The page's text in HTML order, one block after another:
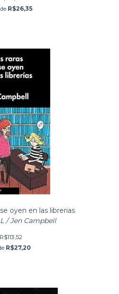
R$26,35
oyen en las librerias
/ Jen Campbell
R$113,52
R$27,20